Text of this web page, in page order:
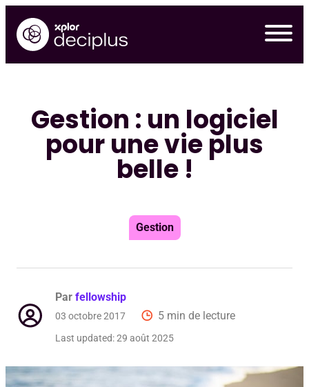
content
Gestion : un logiciel
pour une vie plus
belle !
Gestion
Par fellowship
03 octobre 2017 5 min de lecture
Last updated:29 août 2025